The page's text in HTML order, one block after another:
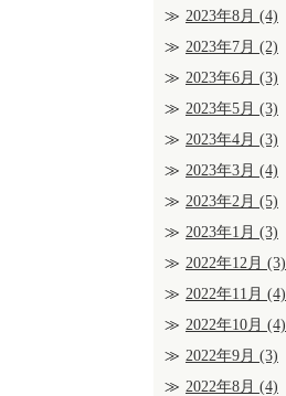
2023年8月 (4)
2023年7月 (2)
2023年6月 (3)
2023年5月 (3)
2023年4月 (3)
2023年3月 (4)
2023年2月 (5)
2023年1月 (3)
2022年12月 (3)
2022年11月 (4)
2022年10月 (4)
2022年9月 (3)
2022年8月 (4)